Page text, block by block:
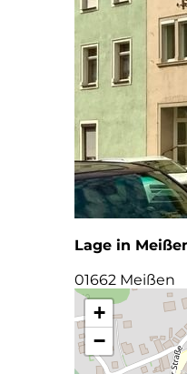
Lage in
01662 Meißen
+
−